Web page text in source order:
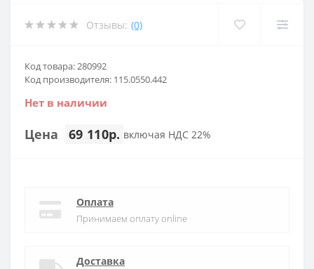
Отзывы: (0)
Код товара: 280992
Код производителя: 115.0550.442
Нет в наличии
Цена 69 110р. включая НДС 22%
Оплата
Принимаем оплату online
Доставка